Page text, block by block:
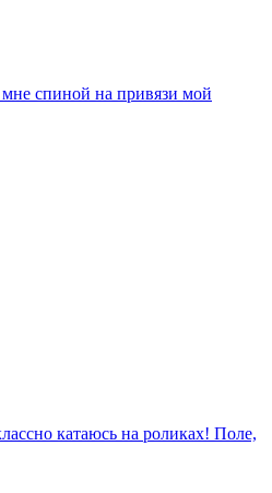
мне спиной на привязи мой
катаюсь на роликах! Поле,